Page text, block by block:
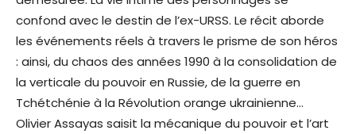
confond avec le destin de l’ex-URSS. Le récit aborde
les événements réels à travers le prisme de son héros
: ainsi, du chaos des années 1990 à la consolidation de
la verticale du pouvoir en Russie, de la guerre en
Tchétchénie à la Révolution orange ukrainienne…
Olivier Assayas saisit la mécanique du pouvoir et l’art